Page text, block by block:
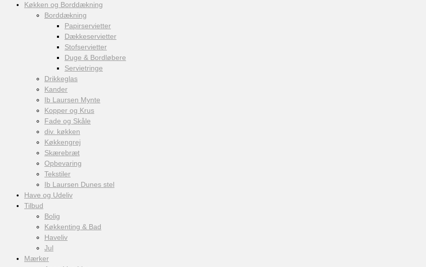
Køkken og Borddækning
Borddækning
Papirservietter
Dækkeservietter
Stofservietter
Duge & Bordløbere
Servietringe
Drikkeglas
Kander
Ib Laursen Mynte
Kopper og Krus
Fade og Skåle
div. køkken
Køkkengrej
Skærebræt
Opbevaring
Tekstiler
Ib Laursen Dunes stel
Have og Udeliv
Tilbud
Bolig
Køkkenting & Bad
Haveliv
Jul
Mærker